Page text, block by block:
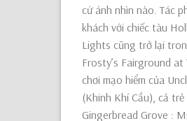
cứ ánh nhìn nào. Tác
khách với chiếc tàu
Lights cũng trở lại
Frosty’s Fairground
chơi mạo hiểm của
(Khinh Khí Cầu), cả
Gingerbread Grove :